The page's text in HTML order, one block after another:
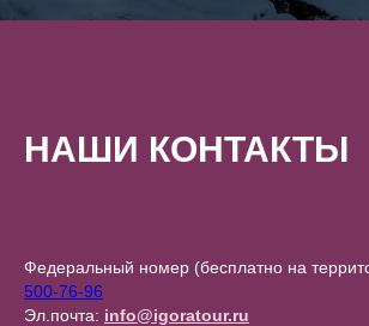
НАШИ КОНТАКТЫ
Федеральный номер (бесплатно на
500-76-96
Эл.почта: info@igoratour.ru